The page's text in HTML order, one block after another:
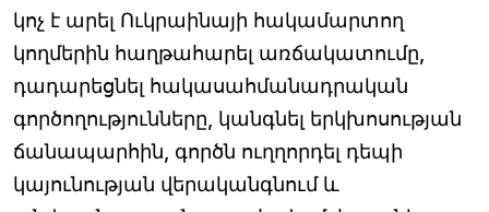
կոչ է արել Ուկրաինայի հակամարտող
կողմերին հաղթահարել առճակատումը,
դադարեցնել հակասահմանադրական
գործողությունները, կանգնել երկխոսության
ճանապարհին, գործն ուղղորդել դեպի
կայունության վերականգնում և